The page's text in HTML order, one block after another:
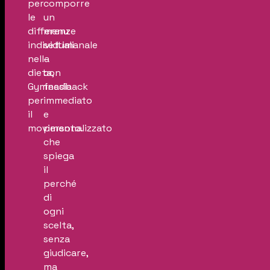
per
le
differenze
individuali
nella
dieta,
Gymnasia
per
il
movimento.
comporre
un
menu
settimanale
–
con
feedback
immediato
e
personalizzato
che
spiega
il
perché
di
ogni
scelta,
senza
giudicare,
ma